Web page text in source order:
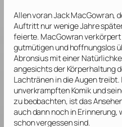
Allen voranJack MacGowran,
Auftritt nur wenige Jahre
feierte. MacGowranverkörpert
gutmütigen und hoffnungslos
Abronsius mit einer
angesichts der Körperhaltung
Lachtränen in die Augen
unverkrampften Komik und
zu beobachten, ist das
auch dann noch in Erinnerung,
schon vergessen sind.